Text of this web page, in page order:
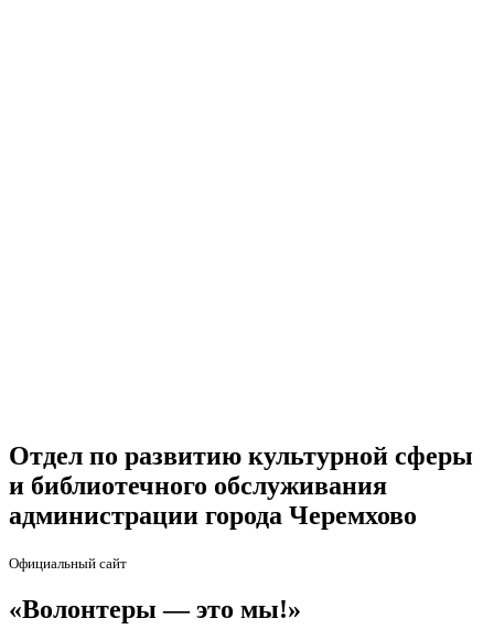
Отдел по развитию культурной сферы
и библиотечного обслуживания
администрации города Черемхово
Официальный сайт
«Волонтеры — это мы!»